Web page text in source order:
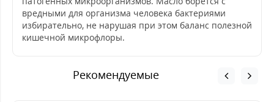
вредными для организма человека бактериями
избирательно, не нарушая при этом баланс полезной
кишечной микрофлоры.
Рекомендуемые